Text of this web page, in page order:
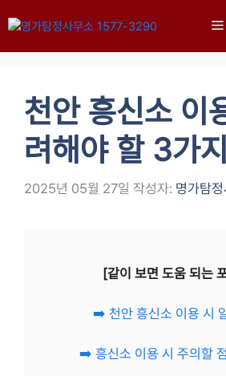
텐
츠
천안 흥신소 이
려해야 할 3가
2025년 05월 27일 작성자: 명가탐
[같이 보면 도움 되는
➡️ 천안 흥신소 이용 시
➡️ 흥신소 이용 시 주의할